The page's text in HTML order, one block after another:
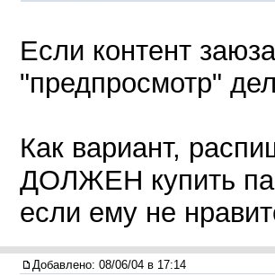
Если контент
"предпросмотр"
Как вариант,
ДОЛЖЕН купить
если ему не
Добавлено: 08/06/04 в 17:14